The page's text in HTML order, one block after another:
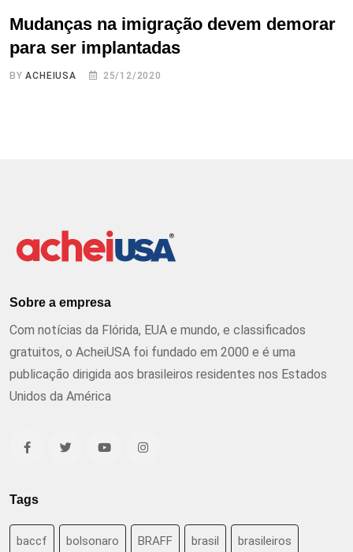
Mudanças na imigração devem demorar
para ser implantadas
BYACHEIUSA 25/12/2020
Sobre a empresa
Com notícias da Flórida, EUA e mundo, e classificados
gratuitos, o AcheiUSA foi fundado em 2000 e é uma
publicação dirigida aos brasileiros residentes nos Estados
Unidos da América
Tags
baccf bolsonaro BRAFF brasil brasileiros